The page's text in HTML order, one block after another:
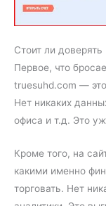
Стоит ли
Первое, что
truesuhd.com —
Нет никаких
офиса и т.д. Это
Кроме того, на
какими именно
торговать. Нет